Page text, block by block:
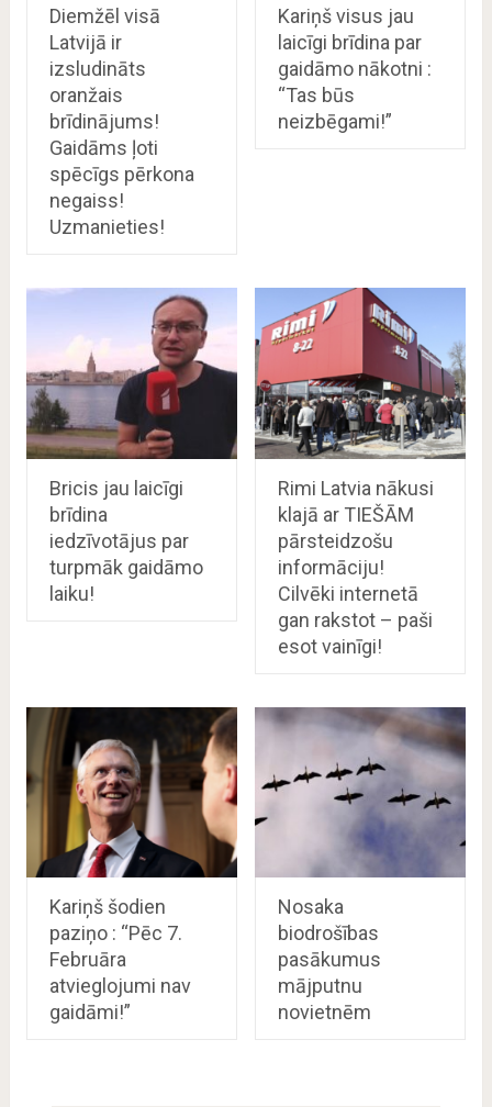
Diemžēl visā
Latvijā ir
izsludināts
oranžais
brīdinājums!
Gaidāms ļoti
spēcīgs pērkona
negaiss!
Uzmanieties!
Kariņš visus jau
laicīgi brīdina par
gaidāmo nākotni :
“Tas būs
neizbēgami!”
Bricis jau laicīgi
brīdina
iedzīvotājus par
turpmāk gaidāmo
laiku!
Rimi Latvia nākusi
klajā ar TIEŠĀM
pārsteidzošu
informāciju!
Cilvēki internetā
gan rakstot – paši
esot vainīgi!
Kariņš šodien
paziņo : “Pēc 7.
Februāra
atvieglojumi nav
gaidāmi!”
Nosaka
biodrošības
pasākumus
mājputnu
novietnēm